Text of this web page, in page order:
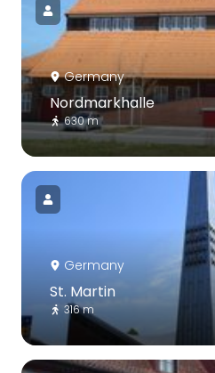
Germany
Nordmarkhalle
630 m
Germany
St. Martin
316 m